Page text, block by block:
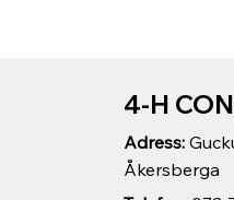
Adress:
Åkersberga
4-H